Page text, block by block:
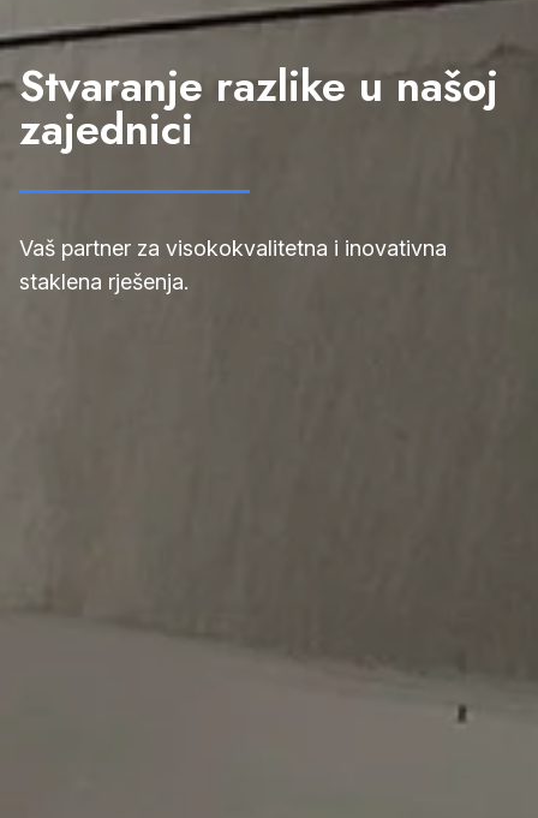
Stvaranje razlike u našoj
zajednici
Vaš partner za visokokvalitetna i inovativna
staklena rješenja.